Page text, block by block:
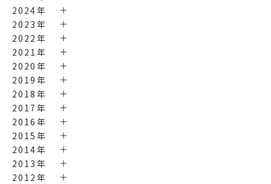
2024年
2023年
2022年
2021年
2020年
2019年
2018年
2017年
2016年
2015年
2014年
2013年
2012年